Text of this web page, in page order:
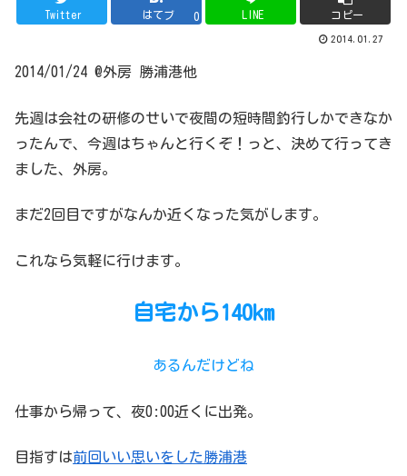
Twitter はてブ 0 LINE コピー
2014.01.27
2014/01/24 @外房 勝浦港他
先週は会社の研修のせいで夜間の短時間釣行しかできなか
ったんで、今週はちゃんと行くぞ！っと、決めて行ってき
ました、外房。
まだ2回目ですがなんか近くなった気がします。
これなら気軽に行けます。
自宅から140km
あるんだけどね
仕事から帰って、夜0:00近くに出発。
目指すは前回いい思いをした勝浦港